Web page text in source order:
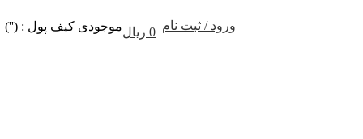
ورود / ثبت نام 0 ریالموجودی کیف پول :